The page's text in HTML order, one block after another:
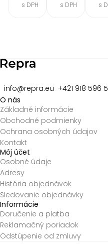
s DPH s DPH s
info@repra.eu +421 918 596
O nás
Základné informácie
Obchodné podmienky
Ochrana osobných údajov
Kontakt
Môj účet
Osobné údaje
Adresy
História objednávok
Sledovanie objednávky
Informácie
Doručenie a platba
Reklamačný poriadok
Odstúpenie od zmluvy